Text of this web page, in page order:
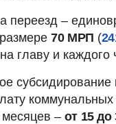
переезд –
70 МРП (
главу и каждого
субсидирование
коммунальных
месяцев – от 15